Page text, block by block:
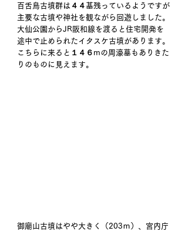
百舌鳥古墳群は４４基残っているようですが
主要な古墳や神社を観ながら回遊しました。
大仙公園からJR阪和線を渡ると住宅開発を
途中で止められたイタスケ古墳があります。
こちらに来ると１４６mの周濠墓もありきた
りのものに見えます。
御廟山古墳はやや大きく（203ｍ）、宮内庁